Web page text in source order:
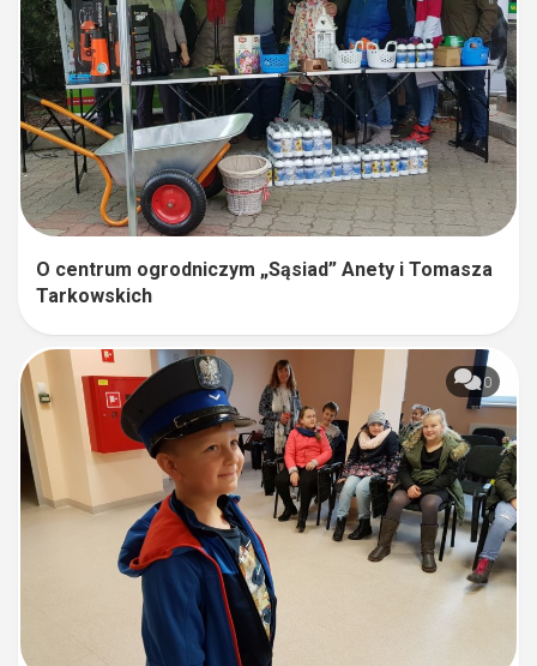
O centrum ogrodniczym „Sąsiad” Anety i Tomasza
Tarkowskich
0